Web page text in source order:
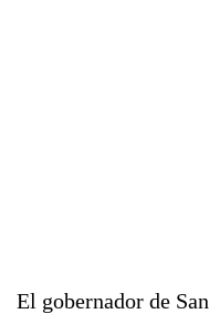
El gobernador de